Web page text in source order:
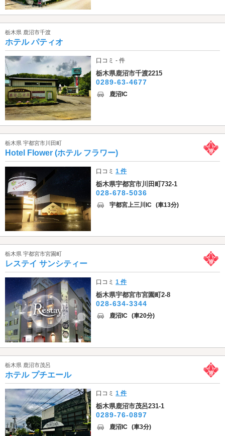
栃木県 鹿沼市千渡
ホテル パティオ
口コミ - 件
栃木県鹿沼市千渡2215
0289-63-4677
鹿沼IC
栃木県 宇都宮市川田町
Hotel Flower (ホテル フラワー)
口コミ1 件
栃木県宇都宮市川田町732-1
028-678-5036
宇都宮上三川IC (車13分)
栃木県 宇都宮市宮園町
レステイ サンシティー
口コミ1 件
栃木県宇都宮市宮園町2-8
028-634-3344
鹿沼IC (車20分)
栃木県 鹿沼市茂呂
ホテル プチエール
口コミ1 件
栃木県鹿沼市茂呂231-1
0289-76-0897
鹿沼IC (車3分)